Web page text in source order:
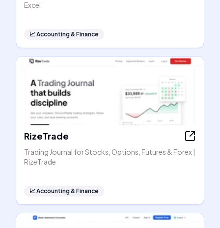
Excel
📈Accounting & Finance
RizeTrade
Trading Journal for Stocks, Options, Futures & Forex |
RizeTrade
📈Accounting & Finance